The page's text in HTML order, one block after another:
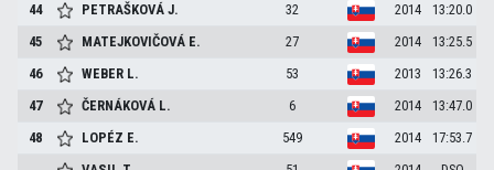
44
PETRAŠKOVÁJ. 32 2014
13:20.0
45
MATEJKOVIČOVÁ E. 27 2014
13:25.5
46
WEBER L. 53 2013
13:26.3
47
ČERNÁKOVÁ L. 6 2014
13:47.0
48
LOPÉZ E. 549 2014
17:53.7